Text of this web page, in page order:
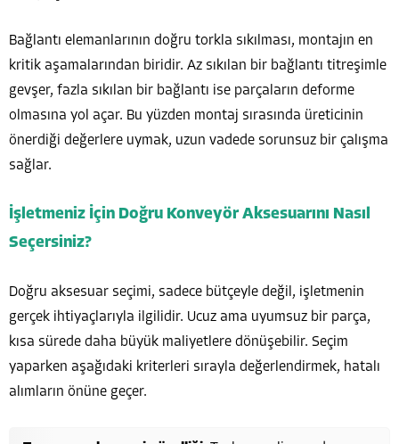
Bağlantı elemanlarının doğru torkla sıkılması, montajın en
kritik aşamalarından biridir. Az sıkılan bir bağlantı titreşimle
gevşer, fazla sıkılan bir bağlantı ise parçaların deforme
olmasına yol açar. Bu yüzden montaj sırasında üreticinin
önerdiği değerlere uymak, uzun vadede sorunsuz bir çalışma
sağlar.
İşletmeniz İçin Doğru Konveyör Aksesuarını Nasıl
Seçersiniz?
Doğru aksesuar seçimi, sadece bütçeyle değil, işletmenin
gerçek ihtiyaçlarıyla ilgilidir. Ucuz ama uyumsuz bir parça,
kısa sürede daha büyük maliyetlere dönüşebilir. Seçim
yaparken aşağıdaki kriterleri sırayla değerlendirmek, hatalı
alımların önüne geçer.